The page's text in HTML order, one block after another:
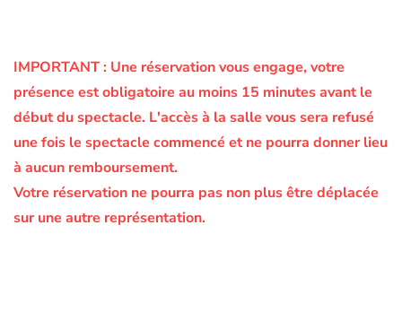
IMPORTANT : Une réservation vous engage, votre
présence est obligatoire au moins 15 minutes avant le
début du spectacle. L'accès à la salle vous sera refusé
une fois le spectacle commencé et ne pourra donner lieu
à aucun remboursement.
Votre réservation ne pourra pas non plus être déplacée
sur une autre représentation.